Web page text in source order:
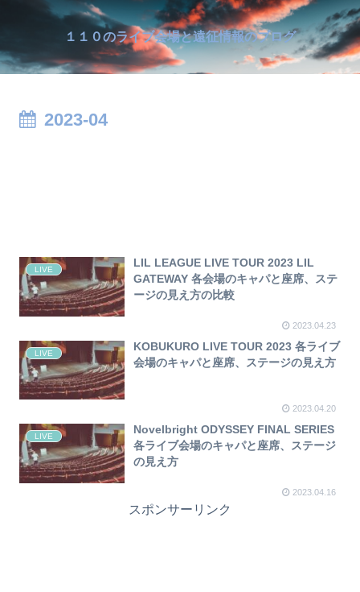
１１０のライブ会場と遠征情報のブログ
2023-04
LIVE
LIL LEAGUE LIVE TOUR 2023 LIL
GATEWAY 各会場のキャパと座席、ステ
ージの見え方の比較
2023.04.23
LIVE
KOBUKURO LIVE TOUR 2023 各ライブ
会場のキャパと座席、ステージの見え方
2023.04.20
LIVE
Novelbright ODYSSEY FINAL SERIES
各ライブ会場のキャパと座席、ステージ
の見え方
2023.04.16
スポンサーリンク